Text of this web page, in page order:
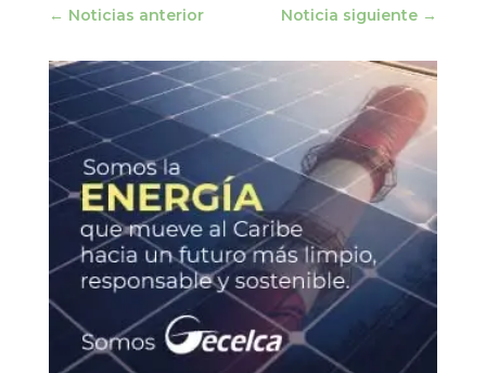
← Noticias anterior Noticia siguiente →